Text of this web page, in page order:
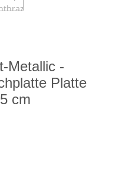
Metallic -
Platte
cm